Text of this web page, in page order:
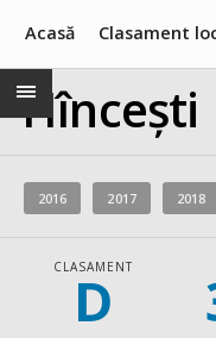
Acasă Clasament
Hîncești
2016 2017 2018
CLASAMENT
D